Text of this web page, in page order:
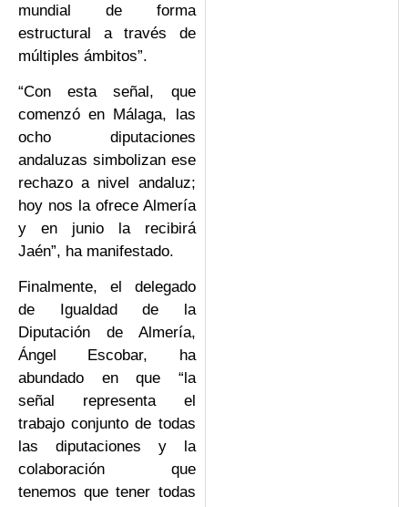
mundial de forma
estructural a través de
múltiples ámbitos”.
“Con esta señal, que
comenzó en Málaga, las
ocho diputaciones
andaluzas simbolizan ese
rechazo a nivel andaluz;
hoy nos la ofrece Almería
y en junio la recibirá
Jaén”, ha manifestado.
Finalmente, el delegado
de Igualdad de la
Diputación de Almería,
Ángel Escobar, ha
abundado en que “la
señal representa el
trabajo conjunto de todas
las diputaciones y la
colaboración que
tenemos que tener todas